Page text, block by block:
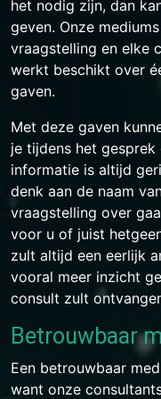
het nodig zijn, dan
geven. Onze
vraagstelling en elke
werkt beschikt over
gaven.
Met deze gaven
je tijdens het
informatie is altijd
denk aan de naam
vraagstelling over
voor u of juist
zult altijd een eerlijk
vooral meer inzicht
consult zult
Betrouwbaar
Een betrouwbaar
want onze